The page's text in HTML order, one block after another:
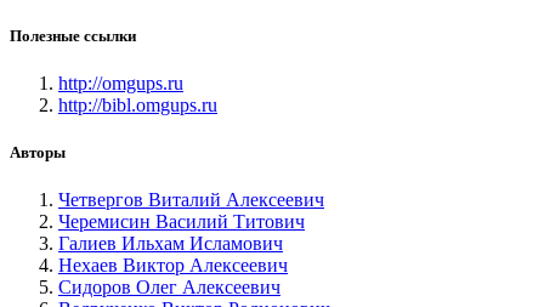
Полезные ссылки
http://omgups.ru
http://bibl.omgups.ru
Авторы
Четвергов Виталий Алексеевич
Черемисин Василий Титович
Галиев Ильхам Исламович
Нехаев Виктор Алексеевич
Сидоров Олег Алексеевич